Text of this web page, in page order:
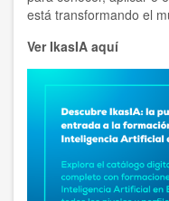
está transformando el
Ver IkasIA aquí